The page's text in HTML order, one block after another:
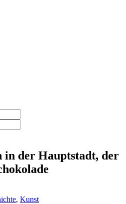
in der Hauptstadt, der
, Kunst